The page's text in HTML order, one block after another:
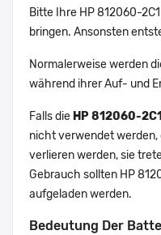
Bitte Ihre HP 812060-
bringen. Ansonsten
Normalerweise werden
während ihrer Auf- und
Falls die HP 812060-
nicht verwendet werden,
verlieren werden, sie
Gebrauch sollten HP
aufgeladen werden.
Bedeutung Der